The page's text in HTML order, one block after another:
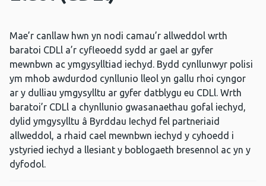
Mae’r canllaw hwn yn nodi camau’r allweddol wrth
baratoi CDLl a’r cyfleoedd sydd ar gael ar gyfer
mewnbwn ac ymgysylltiad iechyd. Bydd cynllunwyr polisi
ym mhob awdurdod cynllunio lleol yn gallu rhoi cyngor
ar y dulliau ymgysylltu ar gyfer datblygu eu CDLl. Wrth
baratoi’r CDLl a chynllunio gwasanaethau gofal iechyd,
dylid ymgysylltu â Byrddau Iechyd fel partneriaid
allweddol, a rhaid cael mewnbwn iechyd y cyhoedd i
ystyried iechyd a llesiant y boblogaeth bresennol ac yn y
dyfodol.